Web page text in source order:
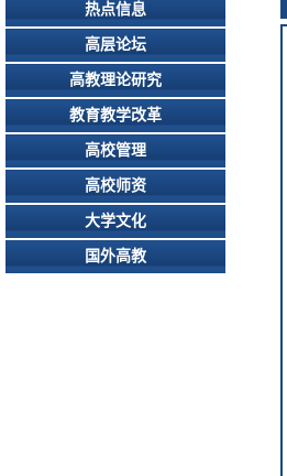
热点信息
高层论坛
高教理论研究
教育教学改革
高校管理
高校师资
大学文化
国外高教